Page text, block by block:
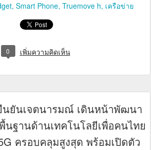
Smart Phone Truemove h เครือข่าย
0 เพิ่มความคิดเห็น
นยันเจตนารมณ์ เดินหน้าพัฒนา
นฐานด้านเทคโนโลยีเพื่อคนไทย
ครอบคลุมสูงสุด พร้อมเปิดตัว